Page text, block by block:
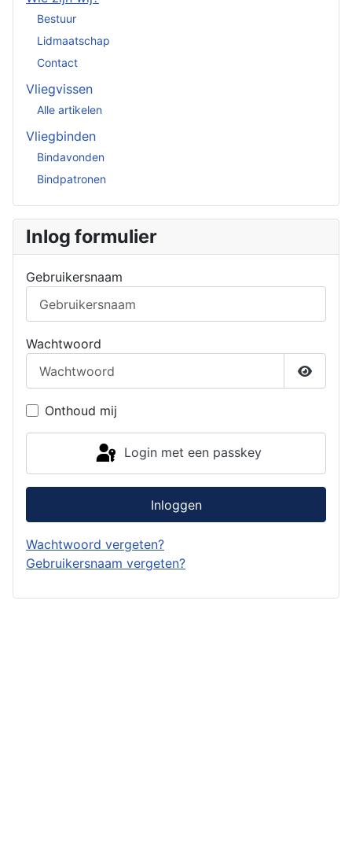
Bestuur
Lidmaatschap
Contact
Vliegvissen
Alle artikelen
Vliegbinden
Bindavonden
Bindpatronen
Inlog formulier
Gebruikersnaam
Wachtwoord
Toon
Onthoud mij
Login met een passkey
Inloggen
Wachtwoord vergeten?
Gebruikersnaam vergeten?